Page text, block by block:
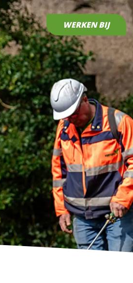
WERKEN BIJ
Bedrijfsterrein/
Weegbrug
Oudeweg 113a
9628 CD Siddeburen